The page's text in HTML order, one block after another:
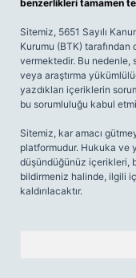
benzerlikleri tamamen
Sitemiz, 5651 Sayılı
Kurumu (BTK) tarafından
vermektedir. Bu
veya araştırma
yazdıkları içeriklerin
bu sorumluluğu kabul
Sitemiz, kar amacı
platformudur. Hukuka ve
düşündüğünüz içerikleri,
bildirmeniz halinde, ilgili
kaldırılacaktır.